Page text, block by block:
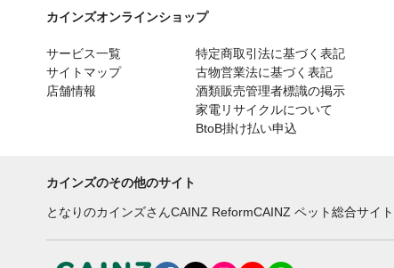
カインズオンラインショップ
サービス一覧
サイトマップ
店舗情報
特定商取引法に基づく表記
古物営業法に基づく表記
酒類販売管理者標識の掲示
家電リサイクルについて
BtoB掛け払い申込
カインズのその他のサイト
となりのカインズさんCAINZ ReformCAINZ ペット総合サイト